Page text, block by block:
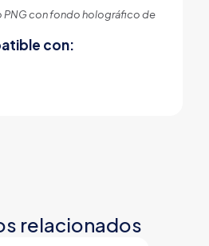
PNG con fondo holográfico de
con:
relacionados